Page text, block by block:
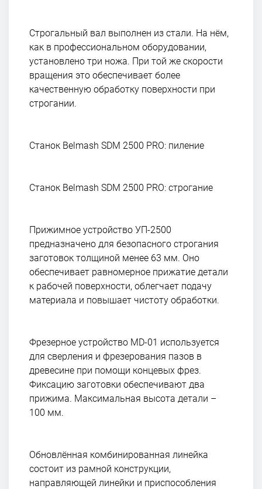
Строгальный вал выполнен из стали. На нём,
как в профессиональном оборудовании,
установлено три ножа. При той же скорости
вращения это обеспечивает более
качественную обработку поверхности при
строгании.
Станок Belmash SDM 2500 PRO: пиление
Станок Belmash SDM 2500 PRO: строгание
Прижимное устройство УП-2500
предназначено для безопасного строгания
заготовок толщиной менее 63 мм. Оно
обеспечивает равномерное прижатие детали
к рабочей поверхности, облегчает подачу
материала и повышает чистоту обработки.
Фрезерное устройство MD-01 используется
для сверления и фрезерования пазов в
древесине при помощи концевых фрез.
Фиксацию заготовки обеспечивают два
прижима. Максимальная высота детали –
100 мм.
Обновлённая комбинированная линейка
состоит из рамной конструкции,
направляющей линейки и приспособления